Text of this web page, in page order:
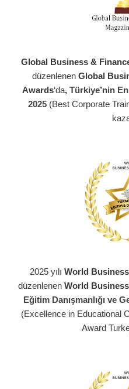
Global Business &
düzenlenen Global
Awards‘da, Türkiye’nin
2025 (Best Corporate
2025 yılı World
düzenlenen World
Eğitim Danışmanlığı ve
(Excellence in Educational
Award